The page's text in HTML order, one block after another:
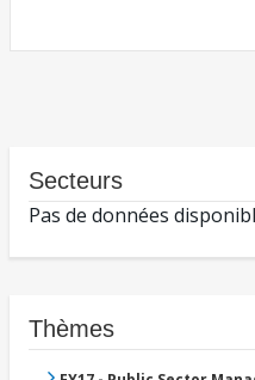
Secteurs
Pas de données
Thèmes